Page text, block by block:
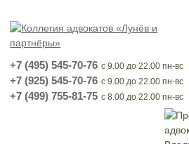
+7 (495) 545-70-76 с 9.00 до 22.00 пн-вс
+7 (925) 545-70-76 с 9.00 до 22.00 пн-вс
+7 (499) 755-81-75 с 8.00 до 22.00 пн-вс